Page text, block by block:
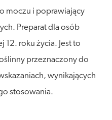
moczu i poprawiający
Preparat dla osób
12. roku życia. Jest to
przeznaczony do
wynikających
stosowania.